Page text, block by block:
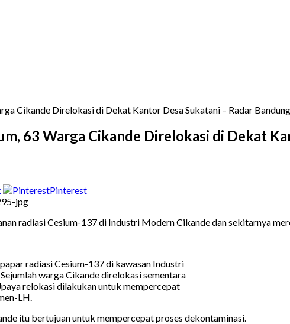
Cikande Direlokasi di Dekat Kantor Desa Sukatani – Radar
63 Warga Cikande Direlokasi di Dekat
Pinterest
radiasi Cesium-137 di Industri Modern Cikande dan sekitarnya
radiasi Cesium-137 di kawasan Industri
warga Cikande direlokasi sementara
relokasi dilakukan untuk mempercepat
LH.
itu bertujuan untuk mempercepat proses dekontaminasi.